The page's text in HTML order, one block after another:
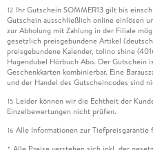
12 Ihr Gutschein SOMMER13 gilt bis
Gutschein ausschließlich online einlösen
zur Abholung mit Zahlung in der Filiale
gesetzlich preisgebundene Artikel
preisgebundene Kalender, tolino shine
Hugendubel Hörbuch Abo. Der Gutschein
Geschenkkarten kombinierbar. Eine
und der Handel des Gutscheincodes sind
15 Leider können wir die Echtheit der
Einzelbewertungen nicht prüfen.
16 Alle Informationen zur Tiefpreisgarantie